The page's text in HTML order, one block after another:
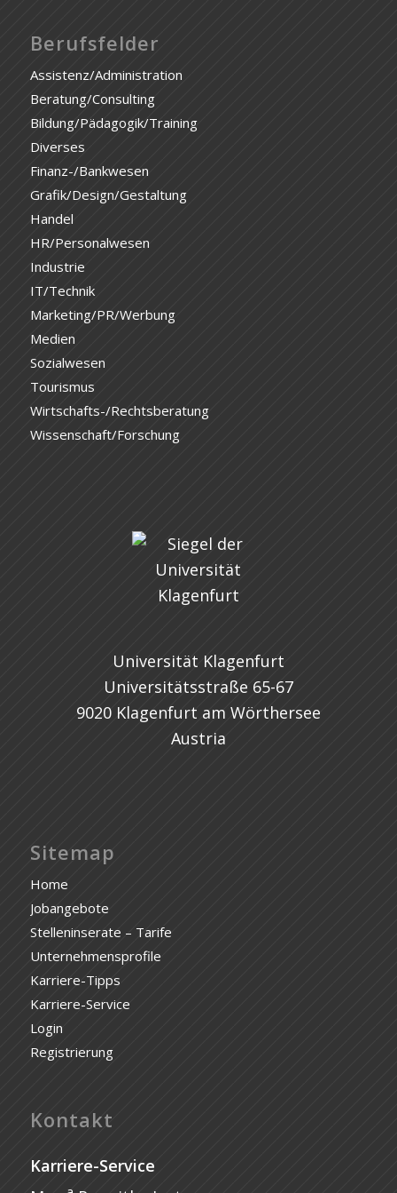
Berufsfelder
Assistenz/Administration
Beratung/Consulting
Bildung/Pädagogik/Training
Diverses
Finanz-/Bankwesen
Grafik/Design/Gestaltung
Handel
HR/Personalwesen
Industrie
IT/Technik
Marketing/PR/Werbung
Medien
Sozialwesen
Tourismus
Wirtschafts-/Rechtsberatung
Wissenschaft/Forschung
Universität Klagenfurt
Universitätsstraße 65-67
9020 Klagenfurt am Wörthersee
Austria
Sitemap
Home
Jobangebote
Stelleninserate – Tarife
Unternehmensprofile
Karriere-Tipps
Karriere-Service
Login
Registrierung
Kontakt
Karriere-Service